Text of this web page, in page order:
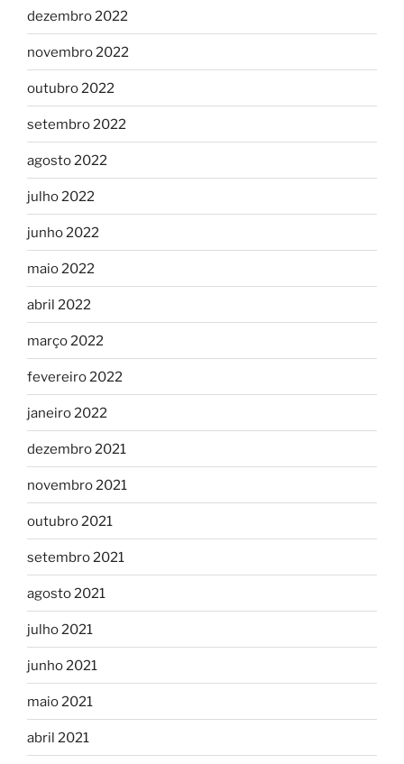
dezembro 2022
novembro 2022
outubro 2022
setembro 2022
agosto 2022
julho 2022
junho 2022
maio 2022
abril 2022
março 2022
fevereiro 2022
janeiro 2022
dezembro 2021
novembro 2021
outubro 2021
setembro 2021
agosto 2021
julho 2021
junho 2021
maio 2021
abril 2021